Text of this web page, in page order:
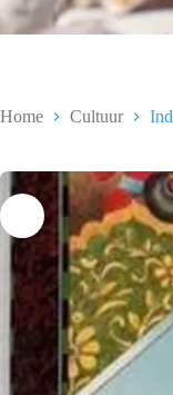
Home Cultuur